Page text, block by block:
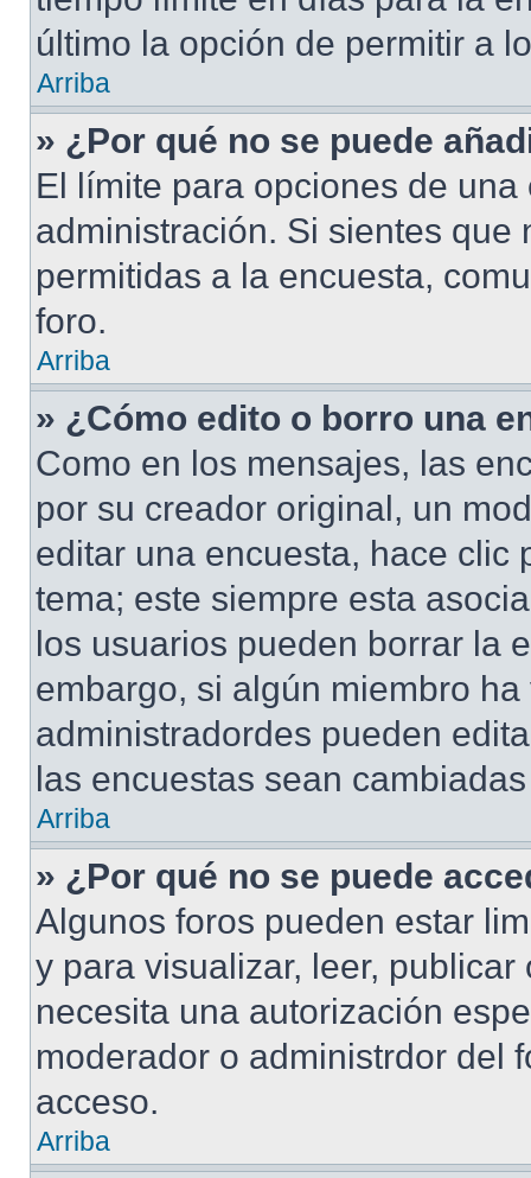
último la opción de permitir a
Arriba
» ¿Por qué no se puede
El límite para opciones de
administración. Si sientes
permitidas a la encuesta,
foro.
Arriba
» ¿Cómo edito o borro una
Como en los mensajes, las
por su creador original, un
editar una encuesta, hace clic
tema; este siempre esta
los usuarios pueden borrar la
embargo, si algún miembro
administradordes pueden
las encuestas sean
Arriba
» ¿Por qué no se puede
Algunos foros pueden estar
y para visualizar, leer,
necesita una autorización
moderador o administrdor del
acceso.
Arriba